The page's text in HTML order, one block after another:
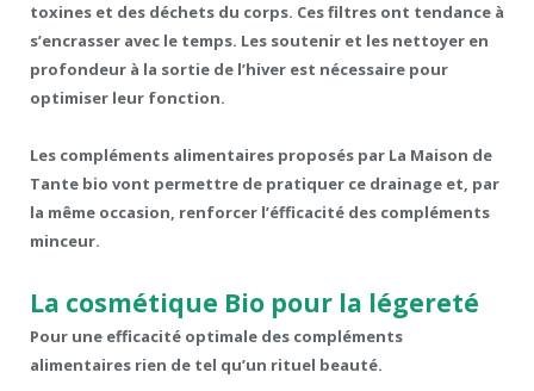
toxines et des déchets du corps. Ces filtres ont tendance à
s’encrasser avec le temps. Les soutenir et les nettoyer en
profondeur à la sortie de l’hiver est nécessaire pour
optimiser leur fonction.
Les compléments alimentaires proposés par La Maison de
Tante bio vont permettre de pratiquer ce drainage et, par
la même occasion, renforcer l’éfficacité des compléments
minceur.
La cosmétique Bio pour la légereté
Pour une efficacité optimale des compléments
alimentaires rien de tel qu’un rituel beauté.